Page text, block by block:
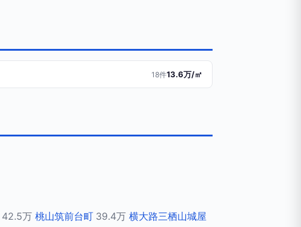
18件13.6万/㎡
42.5万 桃山筑前台町 39.4万 横大路三栖山城屋